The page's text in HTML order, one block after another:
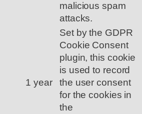
malicious spam
attacks.
1 year
Set by the GDPR
Cookie Consent
plugin, this cookie
is used to record
the user consent
for the cookies in
the